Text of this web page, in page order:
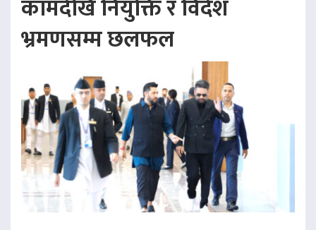
कामदेखि नियुक्ति र विदेश
भ्रमणसम्म छलफल